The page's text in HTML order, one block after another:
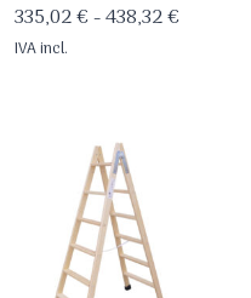
335,02€-438,32€Rango
IVA incl.